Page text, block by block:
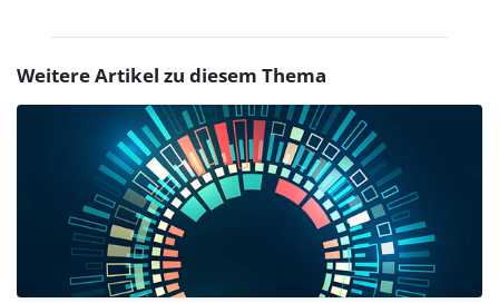
Weitere Artikel zu diesem Thema